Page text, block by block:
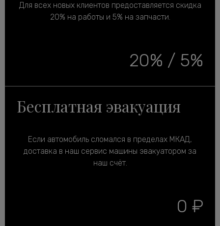
Для всех новых клиентов предоставляется скидка
20% на работы и 5% на запчасти.
20% / 5%
Бесплатная эвакуация
Если автомобиль сломался в пределах МКАД,
доставка в наш сервис машины эвакуатором за
наш счёт.
0 ₽